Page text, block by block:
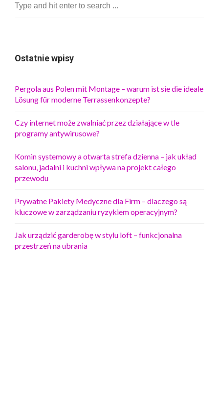
Ostatnie wpisy
Pergola aus Polen mit Montage – warum ist sie die ideale
Lösung für moderne Terrassenkonzepte?
Czy internet może zwalniać przez działające w tle
programy antywirusowe?
Komin systemowy a otwarta strefa dzienna – jak układ
salonu, jadalni i kuchni wpływa na projekt całego
przewodu
Prywatne Pakiety Medyczne dla Firm – dlaczego są
kluczowe w zarządzaniu ryzykiem operacyjnym?
Jak urządzić garderobę w stylu loft – funkcjonalna
przestrzeń na ubrania